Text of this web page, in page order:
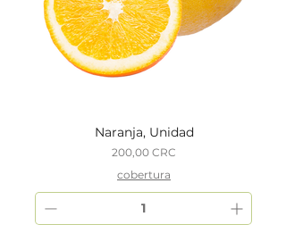
Naranja, Unidad
Precio
200,00 CRC
cobertura